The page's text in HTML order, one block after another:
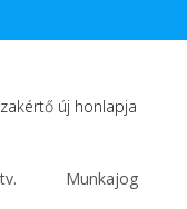
új honlapja
Munkajog